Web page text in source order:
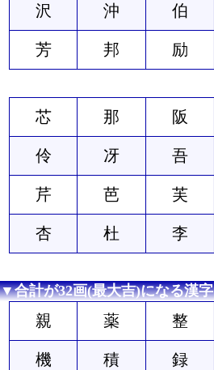
沢 沖 伯
芳 邦 励
芯 那 阪
伶 冴 吾
芹 芭 芙
杏 杜 李
▼合計が32画(最大吉)になる漢字
親 薬 整
機 積 録